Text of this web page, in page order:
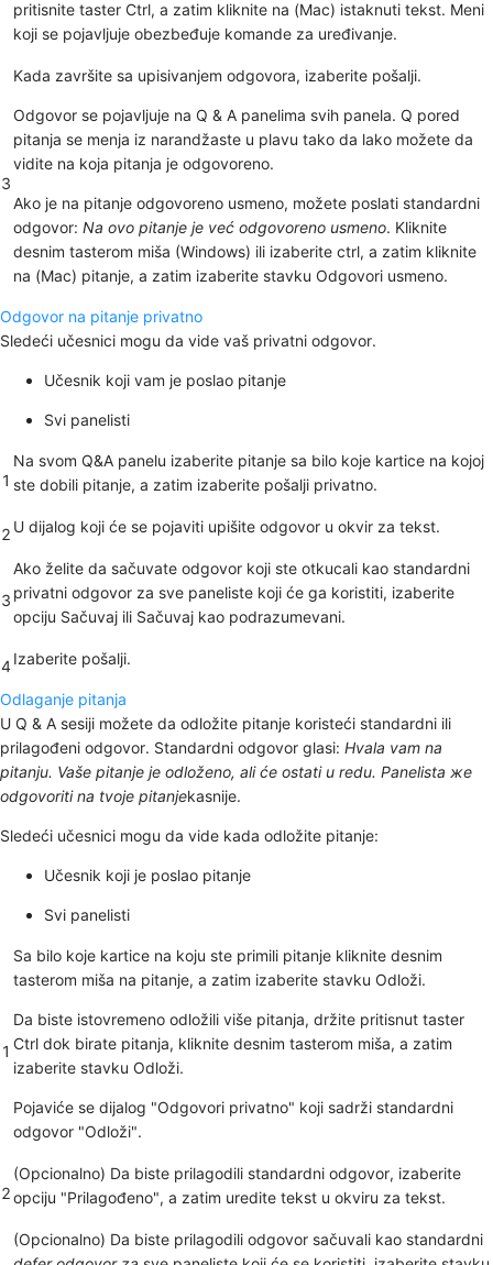
pritisnite taster Ctrl, a zatim kliknite na (Mac) istaknuti tekst. Meni
koji se pojavljuje obezbeđuje komande za uređivanje.
3
Kada završite sa upisivanjem odgovora, izaberite pošalji.
Odgovor se pojavljuje na Q & A panelima svih panela. Q pored
pitanja se menja iz narandžaste u plavu tako da lako možete da
vidite na koja pitanja je odgovoreno.
Ako je na pitanje odgovoreno usmeno, možete poslati standardni
odgovor: Na ovo pitanje je već odgovoreno usmeno. Kliknite
desnim tasterom miša (Windows) ili izaberite ctrl, a zatim kliknite
na (Mac) pitanje, a zatim izaberite stavku Odgovori usmeno.
Odgovor na pitanje privatno
Sledeći učesnici mogu da vide vaš privatni odgovor.
Učesnik koji vam je poslao pitanje
Svi panelisti
1
Na svom Q&A panelu izaberite pitanje sa bilo koje kartice na kojoj
ste dobili pitanje, a zatim izaberite pošalji privatno.
2 U dijalog koji će se pojaviti upišite odgovor u okvir za tekst.
3
Ako želite da sačuvate odgovor koji ste otkucali kao standardni
privatni odgovor za sve paneliste koji će ga koristiti, izaberite
opciju Sačuvaj ili Sačuvaj kao podrazumevani.
4Izaberite pošalji.
Odlaganje pitanja
U Q & A sesiji možete da odložite pitanje koristeći standardni ili
prilagođeni odgovor. Standardni odgovor glasi: Hvala vam na
pitanju. Vaše pitanje je odloženo, ali će ostati u redu. Panelista жe
odgovoriti na tvoje pitanjekasnije.
Sledeći učesnici mogu da vide kada odložite pitanje:
Učesnik koji je poslao pitanje
Svi panelisti
1
Sa bilo koje kartice na koju ste primili pitanje kliknite desnim
tasterom miša na pitanje, a zatim izaberite stavku Odloži.
Da biste istovremeno odložili više pitanja, držite pritisnut taster
Ctrl dok birate pitanja, kliknite desnim tasterom miša, a zatim
izaberite stavku Odloži.
Pojaviće se dijalog "Odgovori privatno" koji sadrži standardni
odgovor "Odloži".
2
(Opcionalno) Da biste prilagodili standardni odgovor, izaberite
opciju "Prilagođeno", a zatim uredite tekst u okviru za tekst.
(Opcionalno) Da biste prilagodili odgovor sačuvali kao standardni